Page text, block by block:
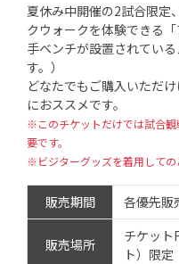
夏休み中開催の2試合限定
クウォークを体験できる
手ベンチが設置されてい
す。）
どなたでもご購入いただ
におススメです。
※このチケットだけでは試合
要です。
※ビジターグッズを着用しての
販売期間 各優先販
販売場所
チケット
ト）限定